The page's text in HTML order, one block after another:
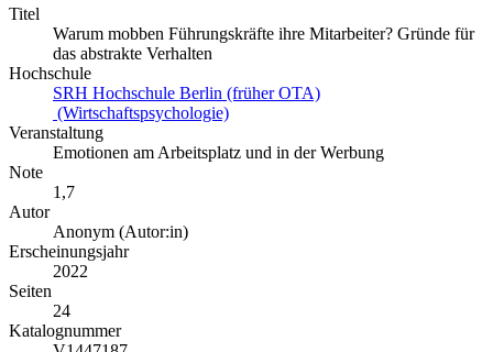
Titel
Warum mobben Führungskräfte ihre Mitarbeiter? Gründe für
das abstrakte Verhalten
Hochschule
SRH Hochschule Berlin (früher OTA)
(Wirtschaftspsychologie)
Veranstaltung
Emotionen am Arbeitsplatz und in der Werbung
Note
1,7
Autor
Anonym (Autor:in)
Erscheinungsjahr
2022
Seiten
24
Katalognummer